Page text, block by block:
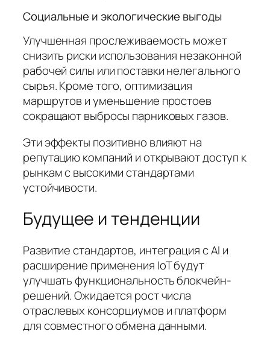
Социальные и экологические выгоды
Улучшенная прослеживаемость может
снизить риски использования незаконной
рабочей силы или поставки нелегального
сырья. Кроме того, оптимизация
маршрутов и уменьшение простоев
сокращают выбросы парниковых газов.
Эти эффекты позитивно влияют на
репутацию компаний и открывают доступ к
рынкам с высокими стандартами
устойчивости.
Будущее и тенденции
Развитие стандартов, интеграция с AI и
расширение применения IoT будут
улучшать функциональность блокчейн-
решений. Ожидается рост числа
отраслевых консорциумов и платформ
для совместного обмена данными.